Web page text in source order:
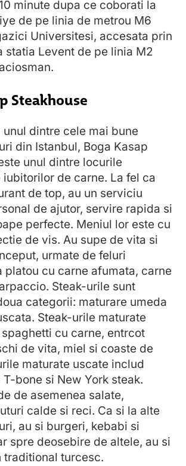
minute dupa ce coborati la
de pe linia de metrou M6
Universitesi, accesata prin
statia Levent de pe linia M2
Steakhouse
unul dintre cele mai bune
din Istanbul, Boga Kasap
unul dintre locurile
iubitorilor de carne. La fel ca
de top, au un serviciu
de ajutor, servire rapida si
perfecte. Meniul lor este cu
de vis. Au supe de vita si
urmate de feluri
platou cu carne afumata, carne
Steak-urile sunt
categorii: maturare umeda
Steak-urile maturate
cu carne, entrcot
de vita, miel si coaste de
maturate uscate includ
T-bone si New York steak.
de asemenea salate,
calde si reci. Ca si la alte
au si burgeri, kebabi si
spre deosebire de altele, au si
traditional turcesc.